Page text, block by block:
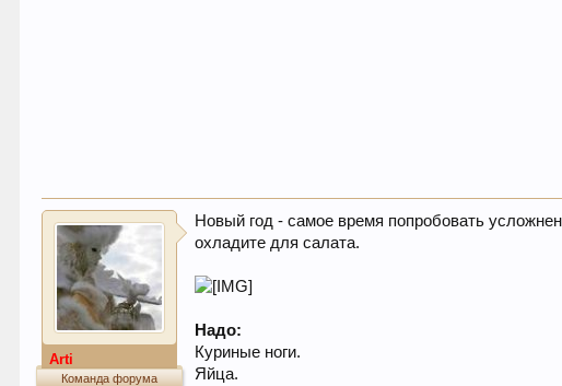
Arti
Команда форума
Новый год - самое время попробовать
охладите для салата.
Надо:
Куриные ноги.
Яйца.